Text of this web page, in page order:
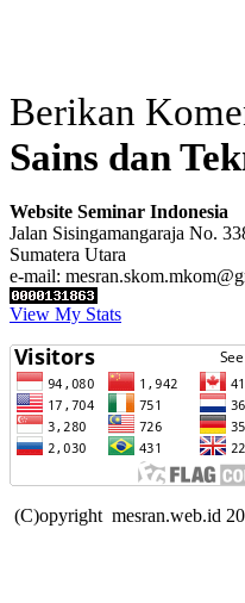
Berikan
Sains dan
Website Seminar Indonesia
Jalan Sisingamangaraja No.
Sumatera Utara
e-mail:
View My Stats
(C)opyright mesran.web.id